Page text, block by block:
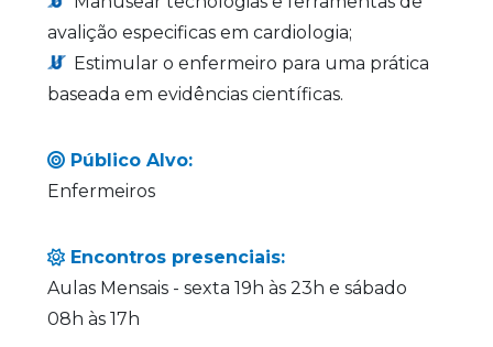
avalição especificas em cardiologia;
Estimular o enfermeiro para uma prática
baseada em evidências científicas.
Público Alvo:
Enfermeiros
Encontros presenciais:
Aulas Mensais - sexta 19h às 23h e sábado
08h às 17h